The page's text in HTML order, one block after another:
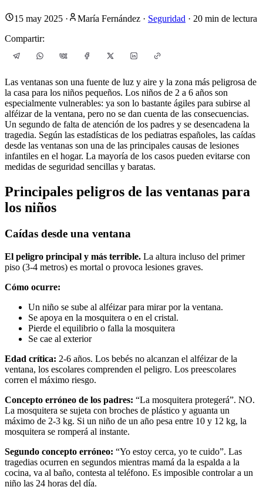
15 may 2025 · María Fernández · Seguridad · 20 min de lectura
Compartir:
Las ventanas son una fuente de luz y aire y la zona más peligrosa de
la casa para los niños pequeños. Los niños de 2 a 6 años son
especialmente vulnerables: ya son lo bastante ágiles para subirse al
alféizar de la ventana, pero no se dan cuenta de las consecuencias.
Un segundo de falta de atención de los padres y se desencadena la
tragedia. Según las estadísticas de los pediatras españoles, las caídas
desde las ventanas son una de las principales causas de lesiones
infantiles en el hogar. La mayoría de los casos pueden evitarse con
medidas de seguridad sencillas y baratas.
Principales peligros de las ventanas para
los niños
Caídas desde una ventana
El peligro principal y más terrible. La altura incluso del primer
piso (3-4 metros) es mortal o provoca lesiones graves.
Cómo ocurre:
Un niño se sube al alféizar para mirar por la ventana.
Se apoya en la mosquitera o en el cristal.
Pierde el equilibrio o falla la mosquitera
Se cae al exterior
Edad crítica: 2-6 años. Los bebés no alcanzan el alféizar de la
ventana, los escolares comprenden el peligro. Los preescolares
corren el máximo riesgo.
Concepto erróneo de los padres: “La mosquitera protegerá”. NO.
La mosquitera se sujeta con broches de plástico y aguanta un
máximo de 2-3 kg. Si un niño de un año pesa entre 10 y 12 kg, la
mosquitera se romperá al instante.
Segundo concepto erróneo: “Yo estoy cerca, yo te cuido”. Las
tragedias ocurren en segundos mientras mamá da la espalda a la
cocina, va al baño, contesta al teléfono. Es imposible controlar a un
niño las 24 horas del día.